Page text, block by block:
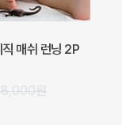
34,000원